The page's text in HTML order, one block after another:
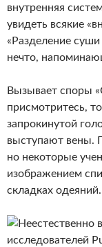
внутренняя
увидеть всякие
«Разделение
нечто,
Вызывает споры
присмотритесь,
запрокинутой
выступают вены.
но некоторые
изображением
складках одеяний.